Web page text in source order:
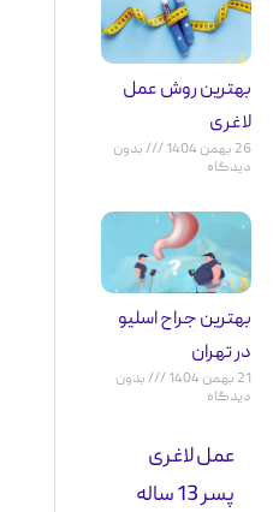
بهترین روش عمل
لاغری
26 بهمن 1404
بدون
دیدگاه
بهترین جراح اسلیو
در تهران
21 بهمن 1404
بدون
دیدگاه
عمل لاغری
پسر 13 ساله